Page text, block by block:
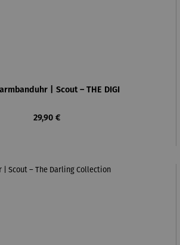
| Scout – THE DIGI
Regulärer Preis:
29,90 €